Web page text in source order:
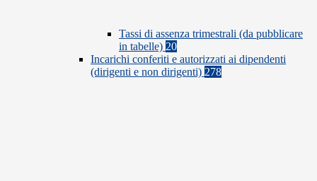
Tassi di assenza trimestrali (da pubblicare
in tabelle) 20
Incarichi conferiti e autorizzati ai dipendenti
(dirigenti e non dirigenti) 278